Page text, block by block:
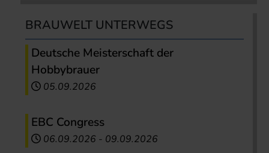
BRAUWELT UNTERWEGS
Deutsche Meisterschaft der
Hobbybrauer
05.09.2026
EBC Congress
06.09.2026 - 09.09.2026